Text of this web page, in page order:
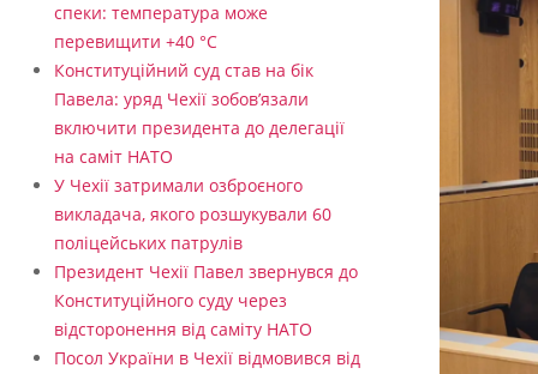
спеки: температура може
перевищити +40 °C
Конституційний суд став на бік
Павела: уряд Чехії зобов’язали
включити президента до делегації
на саміт НАТО
У Чехії затримали озброєного
викладача, якого розшукували 60
поліцейських патрулів
Президент Чехії Павел звернувся до
Конституційного суду через
відсторонення від саміту НАТО
Посол України в Чехії відмовився від